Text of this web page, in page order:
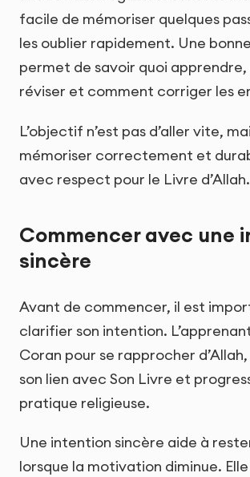
facile de mémoriser quelques
les oublier rapidement. Une
permet de savoir quoi apprendre,
réviser et comment corriger les
L’objectif n’est pas d’aller vite,
mémoriser correctement et
avec respect pour le Livre d’Allah.
Commencer avec une
sincère
Avant de commencer, il est
clarifier son intention.
Coran pour se rapprocher
son lien avec Son Livre et
pratique religieuse.
Une intention sincère aide à
lorsque la motivation diminue.